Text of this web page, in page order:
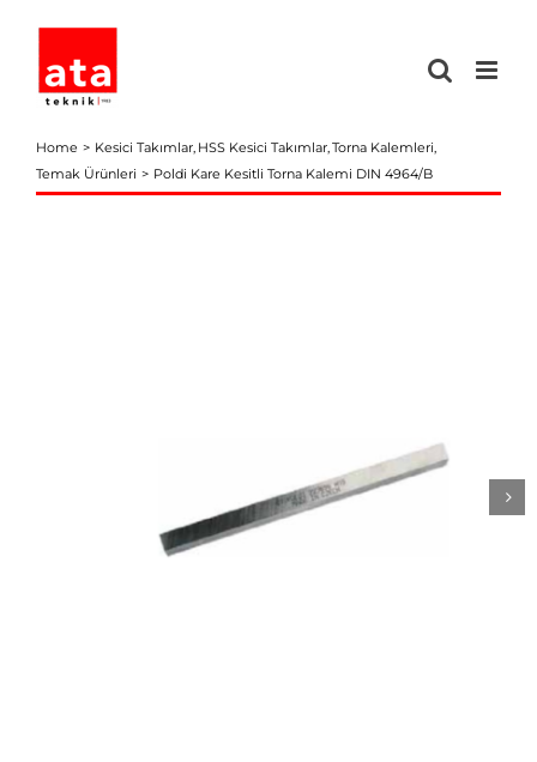
content
Home Kesici Takımlar HSS Kesici Takımlar Torna Kalemleri
Temak Ürünleri
Poldi Kare Kesitli Torna Kalemi DIN 4964/B